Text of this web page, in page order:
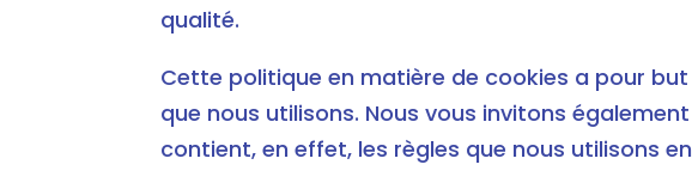
qualité.
Cette politique en matière de cookies a pour
que nous utilisons. Nous vous invitons
contient, en effet, les règles que nous utilisons